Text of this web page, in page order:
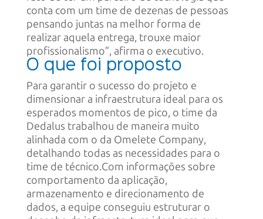
conta com um time de dezenas de pessoas
pensando juntas na melhor forma de
realizar aquela entrega, trouxe maior
profissionalismo”, afirma o executivo.
O que foi proposto
Para garantir o sucesso do projeto e
dimensionar a infraestrutura ideal para os
esperados momentos de pico, o time da
Dedalus trabalhou de maneira muito
alinhada com o da Omelete Company,
detalhando todas as necessidades para o
time de técnico.Com informações sobre
comportamento da aplicação,
armazenamento e direcionamento de
dados, a equipe conseguiu estruturar o